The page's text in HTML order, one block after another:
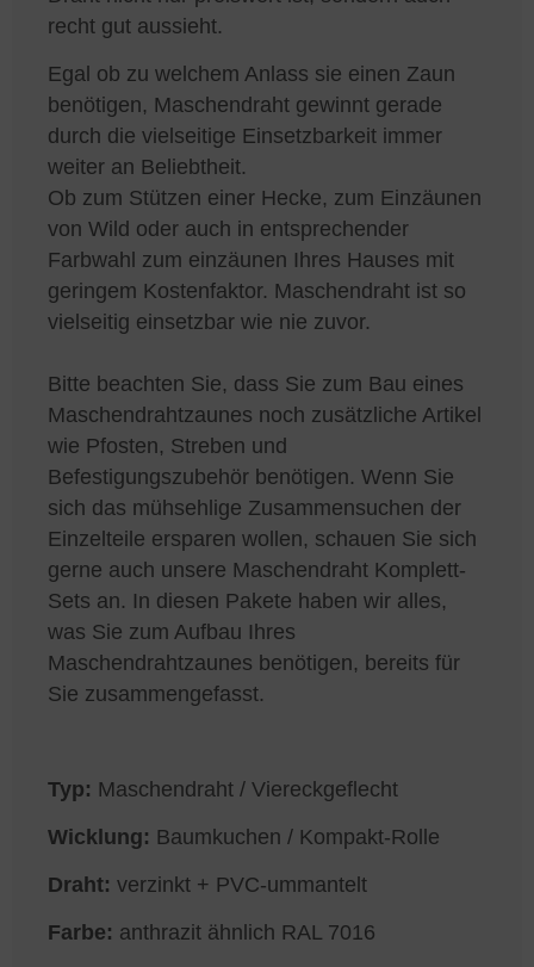
recht gut aussieht.
Egal ob zu welchem Anlass sie einen Zaun
benötigen, Maschendraht gewinnt gerade
durch die vielseitige Einsetzbarkeit immer
weiter an Beliebtheit.
Ob zum Stützen einer Hecke, zum Einzäunen
von Wild oder auch in entsprechender
Farbwahl zum einzäunen Ihres Hauses mit
geringem Kostenfaktor. Maschendraht ist so
vielseitig einsetzbar wie nie zuvor.
Bitte beachten Sie, dass Sie zum Bau eines
Maschendrahtzaunes noch zusätzliche Artikel
wie Pfosten, Streben und
Befestigungszubehör benötigen. Wenn Sie
sich das mühsehlige Zusammensuchen der
Einzelteile ersparen wollen, schauen Sie sich
gerne auch unsere Maschendraht Komplett-
Sets an. In diesen Pakete haben wir alles,
was Sie zum Aufbau Ihres
Maschendrahtzaunes benötigen, bereits für
Sie zusammengefasst.
Typ: Maschendraht / Viereckgeflecht
Wicklung: Baumkuchen / Kompakt-Rolle
Draht: verzinkt + PVC-ummantelt
Farbe: anthrazit ähnlich RAL 7016